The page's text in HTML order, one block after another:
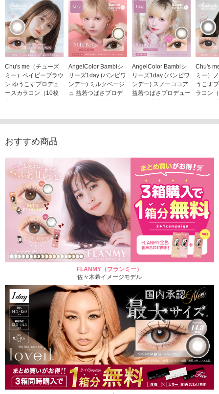
Chu's me（チューズ
ミー）ベイビーブラウ
ン ゆうこすプロデュ
ースカラコン（10枚
入り）
AngelColor Bambiシ
リーズ1day (バンビワ
ンデー) ミルクベージ
ュ 益若つばさプロデ
ュース（10枚入り）
AngelColor Bambiシ
リーズ1day (バンビワ
ンデー) スノーココア
益若つばさプロデュー
ス（10枚入り）
Chu's
ミー）
うこす
ラコン
おすすめ商品
FLANMY（フランミー）
佐々木希イメージモデル